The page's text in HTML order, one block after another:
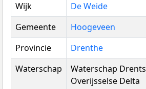
Wijk
De Weide
Gemeente
Hoogeveen
Provincie
Drenthe
Waterschap
Waterschap Drents
Overijsselse Delta